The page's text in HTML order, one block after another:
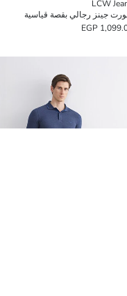
LCW
جينز رجالي بقصة قياسية
1,099.00